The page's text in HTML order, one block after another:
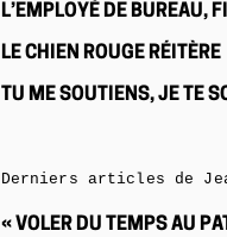
L’EMPLOYÉ DE BUREAU,
LE CHIEN ROUGE RÉITÈRE
TU ME SOUTIENS, JE TE
Derniers articles de
« VOLER DU TEMPS AU